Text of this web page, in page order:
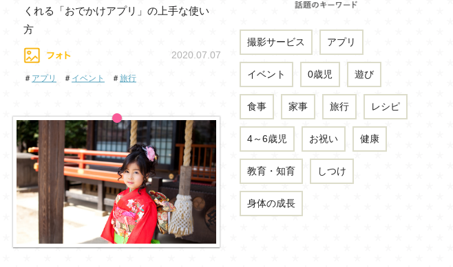
くれる「おでかけアプリ」の上手な使い
方
2020.07.07
＃ アプリ ＃ イベント ＃旅行
撮影サービス アプリ
イベント 0歳児 遊び
食事 家事 旅行 レシピ
4～6歳児 お祝い 健康
教育・知育 しつけ
身体の成長